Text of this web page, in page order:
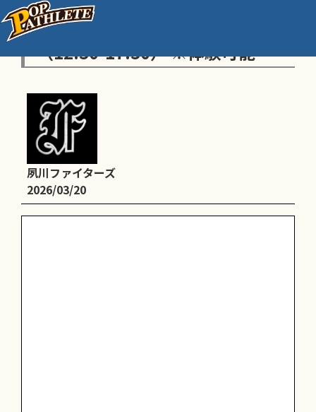
練習：川添公園グランド
（12:30-17:30） ※体験可能
夙川ファイターズ
2026/03/20